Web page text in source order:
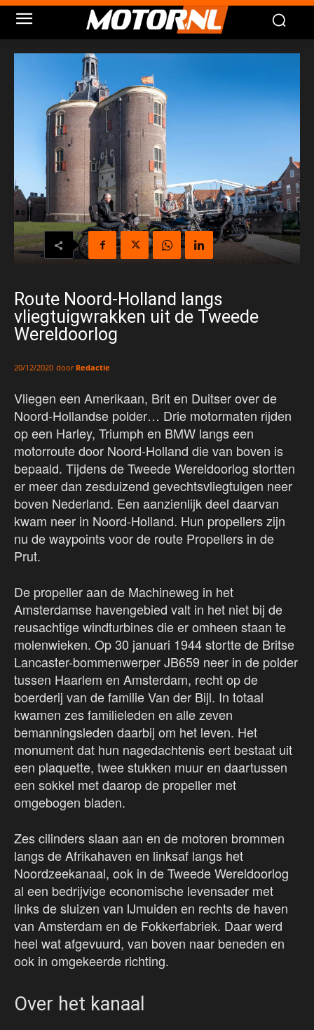
Route Noord-Holland langs
vliegtuigwrakken uit de Tweede
Wereldoorlog
20/12/2020 door Redactie
Vliegen een Amerikaan, Brit en Duitser over de
Noord-Hollandse polder… Drie motormaten rijden
op een Harley, Triumph en BMW langs een
motorroute door Noord-Holland die van boven is
bepaald. Tijdens de Tweede Wereldoorlog stortten
er meer dan zesduizend gevechtsvliegtuigen neer
boven Nederland. Een aanzienlijk deel daarvan
kwam neer in Noord-Holland. Hun propellers zijn
nu de waypoints voor de route Propellers in de
Prut.
De propeller aan de Machineweg in het
Amsterdamse havengebied valt in het niet bij de
reusachtige windturbines die er omheen staan te
molenwieken. Op 30 januari 1944 stortte de Britse
Lancaster-bommenwerper JB659 neer in de polder
tussen Haarlem en Amsterdam, recht op de
boerderij van de familie Van der Bijl. In totaal
kwamen zes familieleden en alle zeven
bemanningsleden daarbij om het leven. Het
monument dat hun nagedachtenis eert bestaat uit
een plaquette, twee stukken muur en daartussen
een sokkel met daarop de propeller met
omgebogen bladen.
Zes cilinders slaan aan en de motoren brommen
langs de Afrikahaven en linksaf langs het
Noordzeekanaal, ook in de Tweede Wereldoorlog
al een bedrijvige economische levensader met
links de sluizen van IJmuiden en rechts de haven
van Amsterdam en de Fokkerfabriek. Daar werd
heel wat afgevuurd, van boven naar beneden en
ook in omgekeerde richting.
Over het kanaal